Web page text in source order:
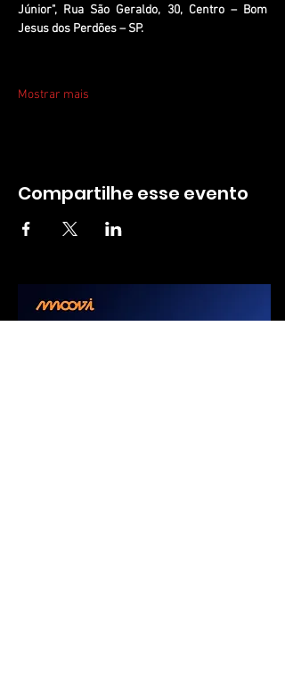
Júnior", Rua São Geraldo, 30, Centro – Bom
Jesus dos Perdões – SP.
Mostrar mais
Compartilhe esse evento